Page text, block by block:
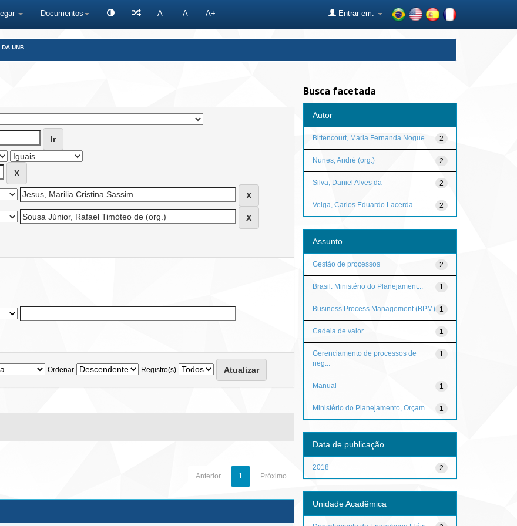
Documentos A- A A+ Entrar em:
DA UNB
Ordenar Registro(s)
Anterior 1 Próximo
Busca facetada
Autor
2
Bittencourt, Maria Fernanda Nogue...
2
Nunes, André (org.)
2
Silva, Daniel Alves da
2
Veiga, Carlos Eduardo Lacerda
Assunto
2
Gestão de processos
1
Brasil. Ministério do Planejament...
1
Business Process Management (BPM)
1
Cadeia de valor
1
Gerenciamento de processos de
neg...
1
Manual
1
Ministério do Planejamento, Orçam...
Data de publicação
2
2018
Unidade Acadêmica